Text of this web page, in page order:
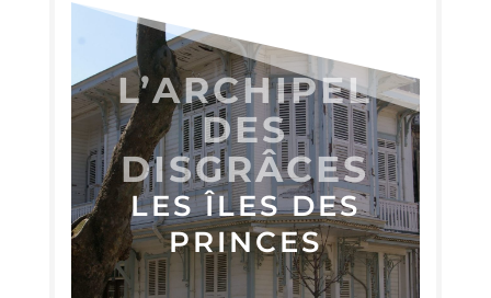
L’AR­CHI­PEL
DES
DISGRÂCES
LES ÎLES DES
PRINCES